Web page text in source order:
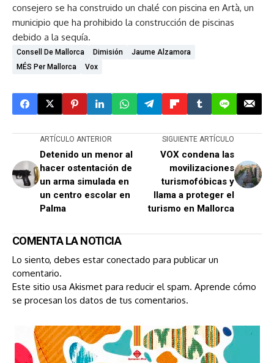
consejero se ha construido un chalé con piscina en Artà, un
municipio que ha prohibido la construcción de piscinas
debido a la sequía.
Consell De Mallorca Dimisión
Jaume Alzamora
MÉS Per Mallorca
Vox
ARTÍCULO ANTERIOR
Detenido un menor al
hacer ostentación de
un arma simulada en
un centro escolar en
Palma
SIGUIENTE ARTÍCULO
VOX condena las
movilizaciones
turismofóbicas y
llama a proteger el
turismo en Mallorca
COMENTA LA NOTICIA
Lo siento, debes estar conectado para publicar un
comentario.
Este sitio usa Akismet para reducir el spam. Aprende cómo
se procesan los datos de tus comentarios.